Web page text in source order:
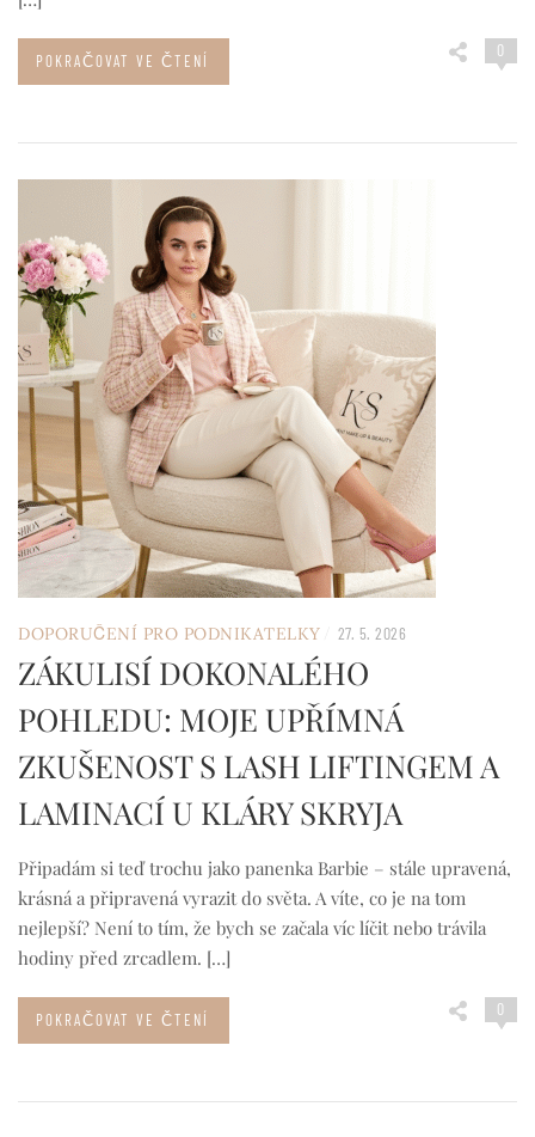
0
POKRAČOVAT VE ČTENÍ
DOPORUČENÍ PRO PODNIKATELKY 27. 5. 2026
ZÁKULISÍ DOKONALÉHO
POHLEDU: MOJE UPŘÍMNÁ
ZKUŠENOST S LASH LIFTINGEM A
LAMINACÍ U KLÁRY SKRYJA
Připadám si teď trochu jako panenka Barbie – stále upravená,
krásná a připravená vyrazit do světa. A víte, co je na tom
nejlepší? Není to tím, že bych se začala víc líčit nebo trávila
hodiny před zrcadlem. […]
0
POKRAČOVAT VE ČTENÍ